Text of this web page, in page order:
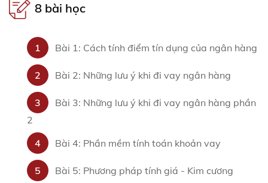
8 bài học
1 Bài 1: Cách tính điểm tín dụng của ngân hàng
2 Bài 2: Những lưu ý khi đi vay ngân hàng
3
Bài 3: Những lưu ý khi đi vay ngân hàng phần
2
4
Bài 4: Phần mềm tính toán khoản vay
5 Bài 5: Phương pháp tính giá - Kim cương